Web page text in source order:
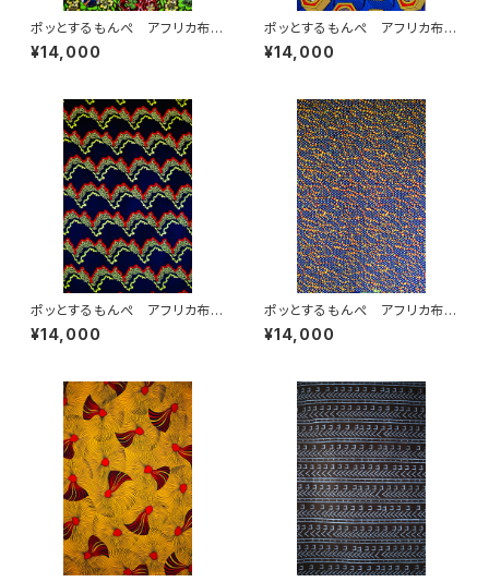
ポッとするもんぺ アフリカ布
No.241
¥14,000
ポッとするもんぺ アフリカ布
No.234
¥14,000
ポッとするもんぺ アフリカ布
No.43
¥14,000
ポッとするもんぺ アフリカ布
No.17
¥14,000